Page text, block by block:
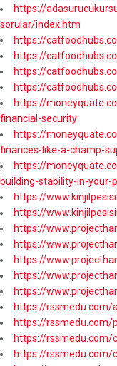
https://
sorular/index.htm
https://
https://
https://
https://
https://
financial-security
https://
finances-like-a-champ-
https://
building-stability-in-your-
https://
https://
https://
https://
https://
https://
https://
https://rssmedu.com/
https://rssmedu.com/
https://rssmedu.com/
https://rssmedu.com/